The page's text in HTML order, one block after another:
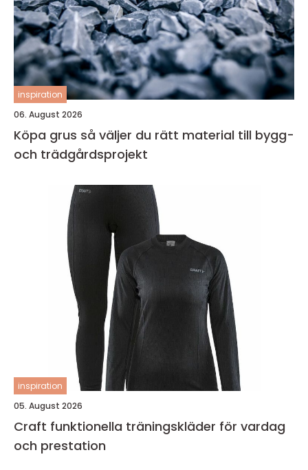
inspiration
06. August 2026
Köpa grus så väljer du rätt material till bygg-
och trädgårdsprojekt
inspiration
05. August 2026
Craft funktionella träningskläder för vardag
och prestation